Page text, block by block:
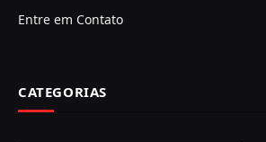
Entre em Contato
CATEGORIAS